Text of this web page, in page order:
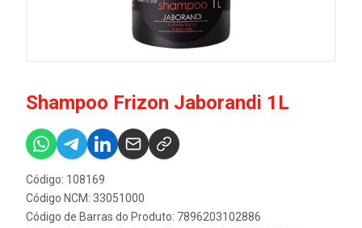
Shampoo Frizon Jaborandi 1L
Código: 108169
Código NCM: 33051000
Código de Barras do Produto: 7896203102886